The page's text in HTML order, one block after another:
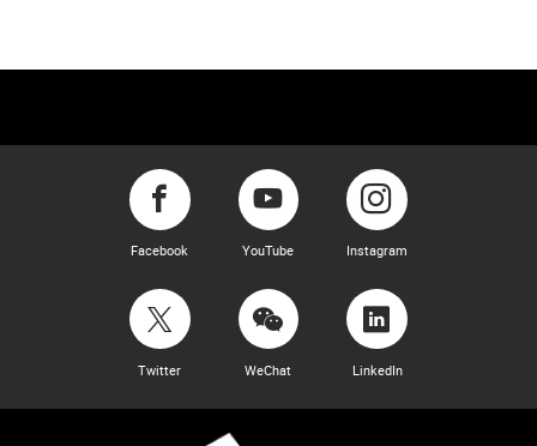
Facebook YouTube Instagram
Twitter WeChat LinkedIn